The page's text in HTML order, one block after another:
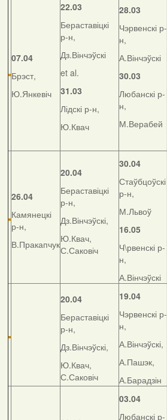
07.04
Брэст,
Ю.Янкевіч
22.03
Бераставіцкі
р-н,
Дз.Вінчэўскі
et al.
31.03
Лідскі р-н,
Ю.Квач
28.03
Чэрвенскі р-
н,
А.Вінчэўскі
30.03
Любанскі р-
н,
М.Верабей
26.04
Камянецкі
р-н,
В.Пракапчук
20.04
Бераставіцкі
р-н,
Дз.Вінчэўскі,
Ю.Квач,
С.Саковіч
30.04
Стаўбцоўскі
р-н,
М.Львоў
16.05
Ч\рвенскі р-
н,
А.Вінчэўскі
20.04
Бераставіцкі
р-н,
Дз.Вінчэўскі,
Ю.Квач,
С.Саковіч
19.04
Чэрвенскі р-
н,
А.Вінчэўскі,
А.Пашэк,
А.Барадзін
03.04
Любанскі р-